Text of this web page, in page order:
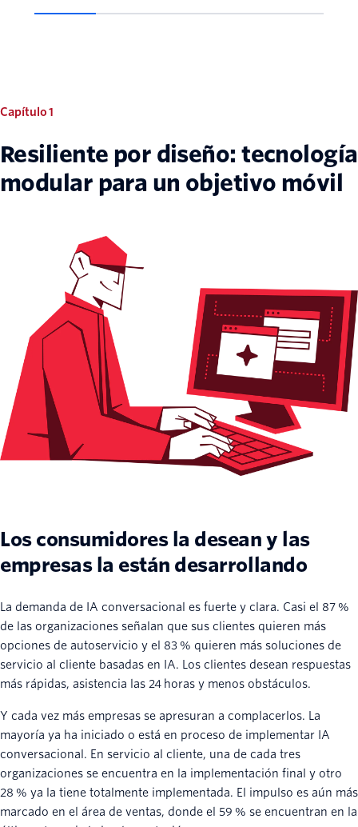
Capítulo 1
Resiliente por diseño: tecnología
modular para un objetivo móvil
Los consumidores la desean y las
empresas la están desarrollando
La demanda de IA conversacional es fuerte y clara. Casi el 87 %
de las organizaciones señalan que sus clientes quieren más
opciones de autoservicio y el 83 % quieren más soluciones de
servicio al cliente basadas en IA. Los clientes desean respuestas
más rápidas, asistencia las 24 horas y menos obstáculos.
Y cada vez más empresas se apresuran a complacerlos. La
mayoría ya ha iniciado o está en proceso de implementar IA
conversacional. En servicio al cliente, una de cada tres
organizaciones se encuentra en la implementación final y otro
28 % ya la tiene totalmente implementada. El impulso es aún más
marcado en el área de ventas, donde el 59 % se encuentran en la